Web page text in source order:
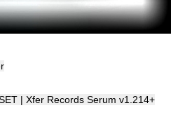
| Xfer Records Serum v1.214+